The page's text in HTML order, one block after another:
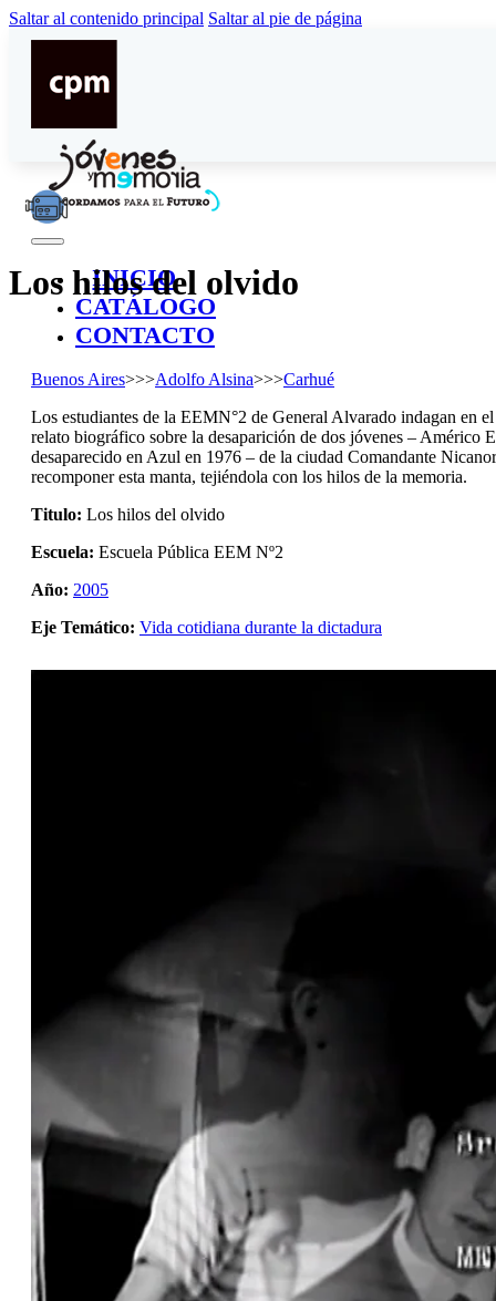
Saltar al contenido principal Saltar al pie de página
INICIO
CATÁLOGO
CONTACTO
Los hilos del olvido
Buenos Aires>>>Adolfo Alsina>>>Carhué
Los estudiantes de la EEMN°2 de General Alvarado indagan en
relato biográfico sobre la desaparición de dos jóvenes – Américo
desaparecido en Azul en 1976 – de la ciudad Comandante
recomponer esta manta, tejiéndola con los hilos de la memoria.
Titulo: Los hilos del olvido
Escuela: Escuela Pública EEM Nº2
Año: 2005
Eje Temático: Vida cotidiana durante la dictadura